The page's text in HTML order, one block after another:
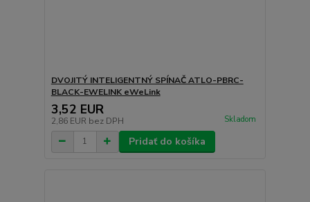
DVOJITÝ INTELIGENTNÝ SPÍNAČ ATLO-PBRC-
BLACK-EWELINK eWeLink
3,52 EUR
2,86 EUR bez DPH Skladom
Pridať do košíka